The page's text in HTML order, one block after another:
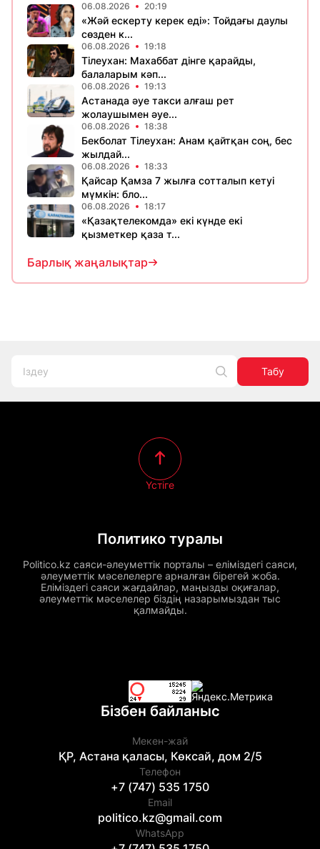
06.08.2026 20:19
«Жәй ескерту керек еді»: Тойдағы даулы
сөзден к...
06.08.2026 19:18
Тілеухан: Махаббат дінге қарайды,
балаларым кәп...
06.08.2026 19:13
Астанада әуе такси алғаш рет
жолаушымен әуе...
06.08.2026 18:38
Бекболат Тілеухан: Анам қайтқан соң, бес
жылдай...
06.08.2026 18:33
Қайсар Қамза 7 жылға сотталып кетуі
мүмкін: бло...
06.08.2026 18:17
«Қазақтелекомда» екі күнде екі
қызметкер қаза т...
Барлық жаңалықтар
Табу
Политико туралы
Politico.kz саяси-әлеуметтік порталы – еліміздегі саяси,
әлеуметтік мәселелерге арналған бірегей жоба.
Еліміздегі саяси жағдайлар, маңызды оқиғалар,
әлеуметтік мәселелер біздің назарымыздан тыс
қалмайды.
Үстіге
Бізбен байланыс
Мекен-жай
ҚР, Астана қаласы, Көксай, дом 2/5
Телефон
+7 (747) 535 1750
Email
politico.kz@gmail.com
WhatsApp